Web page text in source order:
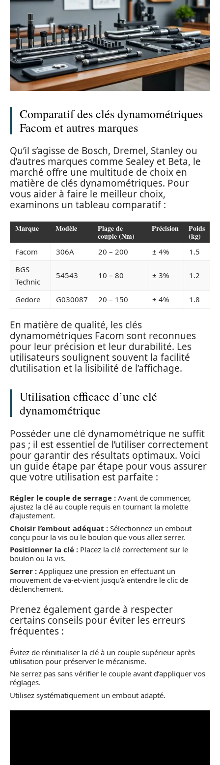
Comparatif des clés dynamométriques
Facom et autres marques
Qu’il s’agisse de Bosch, Dremel, Stanley ou
d’autres marques comme Sealey et Beta, le
marché offre une multitude de choix en
matière de clés dynamométriques. Pour
vous aider à faire le meilleur choix,
examinons un tableau comparatif :
Marque Modèle Plage de
couple (Nm)
Précision Poids
(kg)
Facom 306A 20 – 200 ± 4%
1.5
BGS
Technic
54543 10 – 80 ± 3% 1.2
Gedore G030087 20 – 150 ± 4% 1.8
En matière de qualité, les clés
dynamométriques Facom sont reconnues
pour leur précision et leur durabilité. Les
utilisateurs soulignent souvent la facilité
d’utilisation et la lisibilité de l’affichage.
Utilisation efficace d’une clé
dynamométrique
Posséder une clé dynamométrique ne suffit
pas ; il est essentiel de l’utiliser correctement
pour garantir des résultats optimaux. Voici
un guide étape par étape pour vous assurer
que votre utilisation est parfaite :
Régler le couple de serrage : Avant de commencer,
ajustez la clé au couple requis en tournant la molette
d’ajustement.
Choisir l’embout adéquat : Sélectionnez un embout
conçu pour la vis ou le boulon que vous allez serrer.
Positionner la clé : Placez la clé correctement sur le
boulon ou la vis.
Serrer : Appliquez une pression en effectuant un
mouvement de va-et-vient jusqu’à entendre le clic de
déclenchement.
Prenez également garde à respecter
certains conseils pour éviter les erreurs
fréquentes :
Évitez de réinitialiser la clé à un couple supérieur après
utilisation pour préserver le mécanisme.
Ne serrez pas sans vérifier le couple avant d’appliquer vos
réglages.
Utilisez systématiquement un embout adapté.